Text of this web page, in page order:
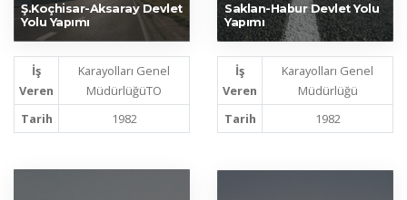
Ş.Koçhisar-Aksaray Devlet
Yolu Yapımı
İş
Veren
Karayolları Genel
MüdürlüğüTO
Tarih
1982
Saklan-Habur Devlet Yolu
Yapımı
İş
Veren
Karayolları Genel
Müdürlüğü
Tarih
1982